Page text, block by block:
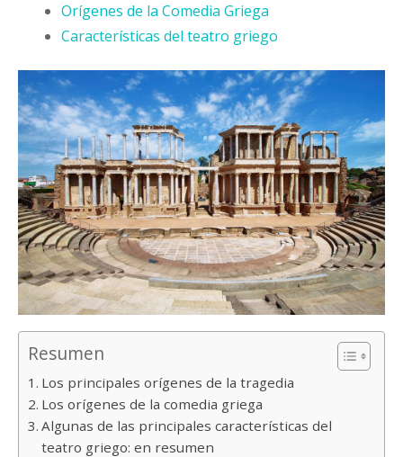
Orígenes de la Comedia Griega
Características del teatro griego
Resumen
Los principales orígenes de la tragedia
Los orígenes de la comedia griega
Algunas de las principales características del
teatro griego: en resumen